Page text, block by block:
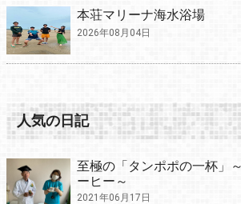
本荘マリーナ海水浴場
2026年08月04日
人気の日記
至極の「タンポポの一杯」
ーヒー～
2021年06月17日